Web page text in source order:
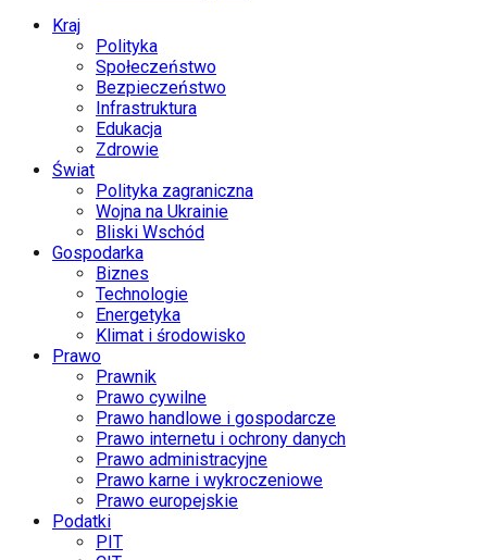
Kraj
Polityka
Społeczeństwo
Bezpieczeństwo
Infrastruktura
Edukacja
Zdrowie
Świat
Polityka zagraniczna
Wojna na Ukrainie
Bliski Wschód
Gospodarka
Biznes
Technologie
Energetyka
Klimat i środowisko
Prawo
Prawnik
Prawo cywilne
Prawo handlowe i gospodarcze
Prawo internetu i ochrony danych
Prawo administracyjne
Prawo karne i wykroczeniowe
Prawo europejskie
Podatki
PIT